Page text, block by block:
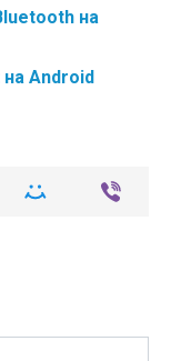
на
Android